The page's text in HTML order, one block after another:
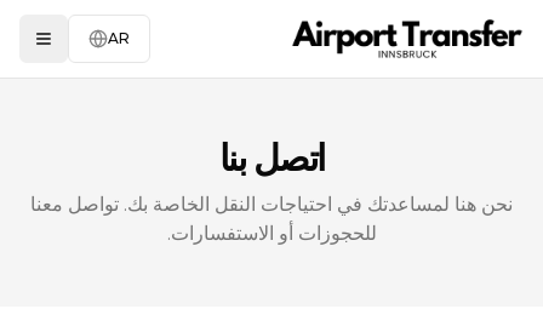
AR
اتصل بنا
نحن هنا لمساعدتك في احتياجات النقل الخاصة بك. تواصل معنا
للحجوزات أو الاستفسارات.